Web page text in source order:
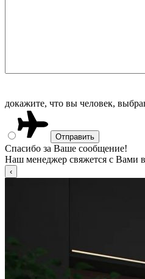
докажите, что вы человек,
Спасибо за Ваше сообщение!
Наш менеджер свяжется с Вами